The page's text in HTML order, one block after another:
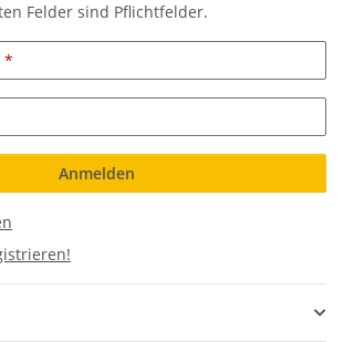
Felder sind Pflichtfelder.
Anmelden